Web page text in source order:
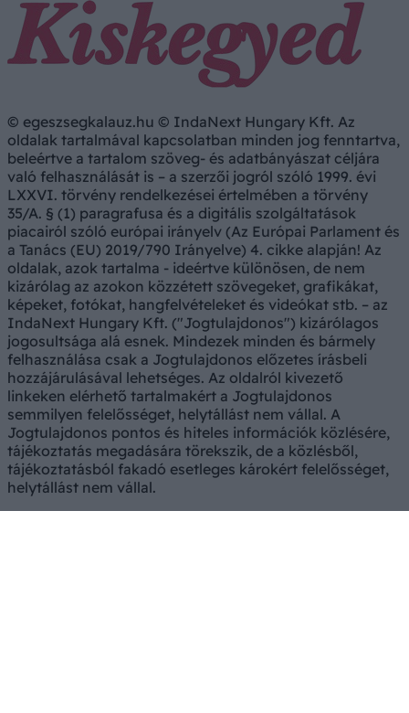
© egeszsegkalauz.hu © IndaNext Hungary Kft. Az
oldalak tartalmával kapcsolatban minden jog fenntartva,
beleértve a tartalom szöveg- és adatbányászat céljára
való felhasználását is – a szerzői jogról szóló 1999. évi
LXXVI. törvény rendelkezései értelmében a törvény
35/A. § (1) paragrafusa és a digitális szolgáltatások
piacairól szóló európai irányelv (Az Európai Parlament és
a Tanács (EU) 2019/790 Irányelve) 4. cikke alapján! Az
oldalak, azok tartalma - ideértve különösen, de nem
kizárólag az azokon közzétett szövegeket, grafikákat,
képeket, fotókat, hangfelvételeket és videókat stb. – az
IndaNext Hungary Kft. ("Jogtulajdonos") kizárólagos
jogosultsága alá esnek. Mindezek minden és bármely
felhasználása csak a Jogtulajdonos előzetes írásbeli
hozzájárulásával lehetséges. Az oldalról kivezető
linkeken elérhető tartalmakért a Jogtulajdonos
semmilyen felelősséget, helytállást nem vállal. A
Jogtulajdonos pontos és hiteles információk közlésére,
tájékoztatás megadására törekszik, de a közlésből,
tájékoztatásból fakadó esetleges károkért felelősséget,
helytállást nem vállal.